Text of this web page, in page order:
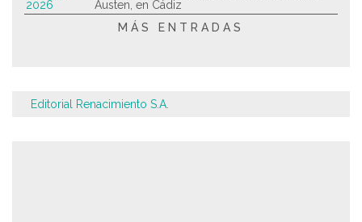
2026
Austen, en Cádiz
MÁS ENTRADAS
Editorial Renacimiento S.A.